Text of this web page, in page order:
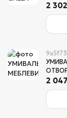
2
2